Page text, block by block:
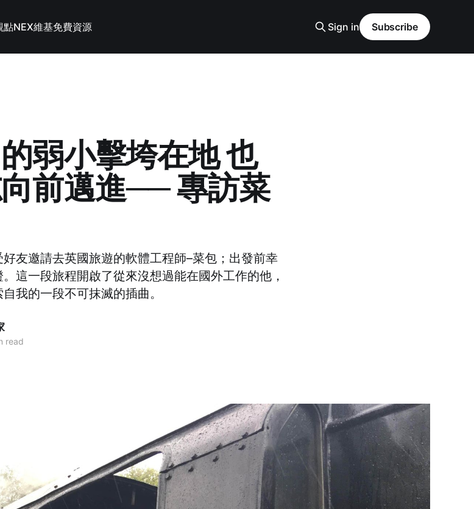
點NEX維基免費資源 Sign in Subscribe
弱小擊垮在地 也
前邁進── 專訪菜
友邀請去英國旅遊的軟體工程師–菜包；出發前幸
這一段旅程開啟了從來沒想過能在國外工作的他，
我的一段不可抹滅的插曲。
read